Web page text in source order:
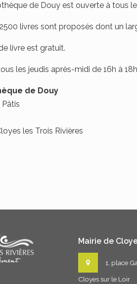
de Douy est ouverte à tous
livres sont proposés dont un
livre est gratuit.
les jeudis après-midi de 16h à 18h
de Douy
Pâtis
les Trois Rivières
Mairie de
1, place
Cloyes sur le Loir